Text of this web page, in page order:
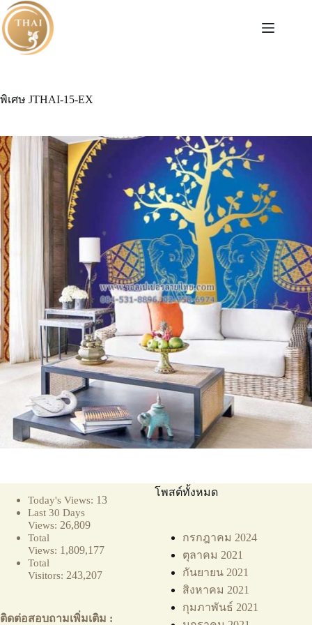
Skip
to
content
พิเศษ JTHAI-15-EX
Today's Views: 13
Last 30 Days
Views: 26,809
Total
Views: 1,809,177
Total
Visitors: 243,207
ติดต่อสอบถามเพิ่มเติม :
โพสต์ทั้งหมด
กรกฎาคม 2024
ตุลาคม 2021
กันยายน 2021
สิงหาคม 2021
กุมภาพันธ์ 2021